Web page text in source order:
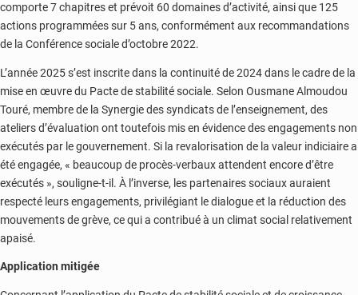
comporte 7 chapitres et prévoit 60 domaines d’activité, ainsi que 125
actions programmées sur 5 ans, conformément aux recommandations
de la Conférence sociale d’octobre 2022.
L’année 2025 s’est inscrite dans la continuité de 2024 dans le cadre de la
mise en œuvre du Pacte de stabilité sociale. Selon Ousmane Almoudou
Touré, membre de la Synergie des syndicats de l’enseignement, des
ateliers d’évaluation ont toutefois mis en évidence des engagements non
exécutés par le gouvernement. Si la revalorisation de la valeur indiciaire a
été engagée, « beaucoup de procès-verbaux attendent encore d’être
exécutés », souligne-t-il. À l’inverse, les partenaires sociaux auraient
respecté leurs engagements, privilégiant le dialogue et la réduction des
mouvements de grève, ce qui a contribué à un climat social relativement
apaisé.
Application mitigée